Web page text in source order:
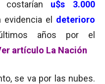
u$s 3.000
evidencia el deterioro
años por el
artículo La Nación
se va por las nubes.